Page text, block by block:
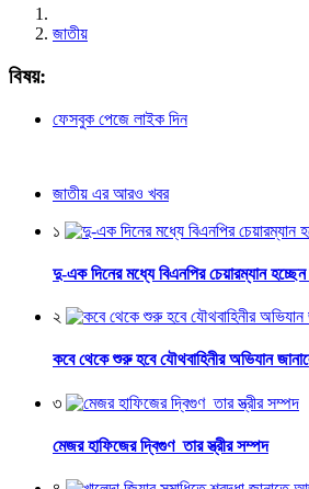
জাতীয়
বিষয়:
ফেসবুক পেজে লাইক দিন
জাতীয় এর আরও খবর
১
দু-এক দিনের মধ্যে বিএনপির চেয়ারম্যান
২
কবে থেকে শুরু হবে যৌথবাহিনীর অভিযান
৩
মেজর হাফিজের দ্বিগুণ তার স্ত্রীর সম্পদ